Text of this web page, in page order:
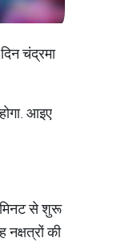
चंद्रमा
आइए
मिनट से शुरू
की